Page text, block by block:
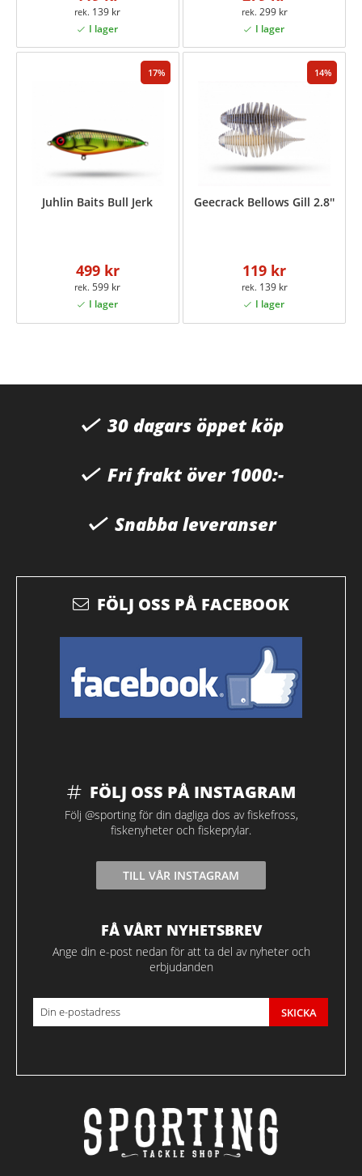
139 kr 299 kr
17
Juhlin Baits Bull Jerk
499 kr
599 kr
14
Geecrack Bellows Gill 2.8''
119 kr
139 kr
30 dagars öppet köp
Fri frakt över 1000:-
Snabba leveranser
FÖLJ OSS PÅ FACEBOOK
FÖLJ OSS PÅ INSTAGRAM
Följ @sporting för din dagliga dos av fiskefross,
fiskenyheter och fiskeprylar.
TILL VÅR INSTAGRAM
FÅ VÅRT NYHETSBREV
Ange din e-post nedan för att ta del av nyheter och
erbjudanden
SKICKA